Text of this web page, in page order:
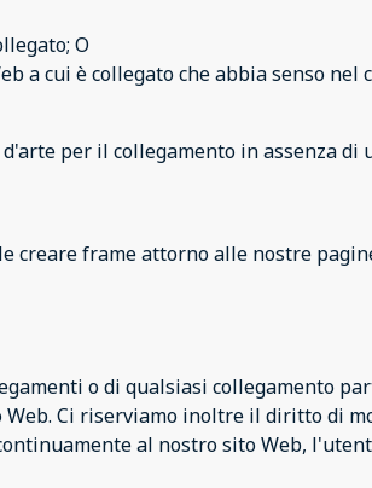
O
a cui è collegato che abbia senso
per il collegamento in assenza di
creare frame attorno alle nostre
o di qualsiasi collegamento
Ci riserviamo inoltre il diritto di
al nostro sito Web,